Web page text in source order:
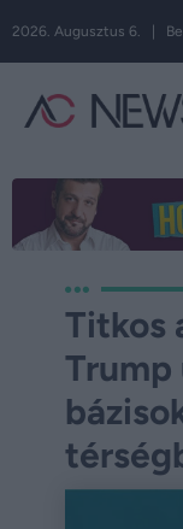
2026. Augusztus 6. |
Titkos
Trump